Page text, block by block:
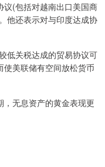
议(包括对越南出口美国商
他还表示对与印度达成协
低关税达成的贸易协议可
美联储有空间放松货币
无息资产的黄金表现更